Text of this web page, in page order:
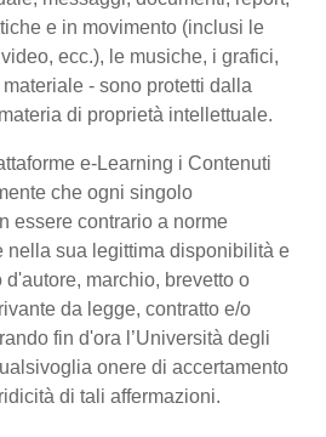
e in movimento (inclusi le
ecc.), le musiche, i grafici,
- sono protetti dalla
di proprietà intellettuale.
e-Learning i Contenuti
che ogni singolo
essere contrario a norme
nella sua legittima disponibilità e
marchio, brevetto o
da legge, contratto e/o
fin d'ora l’Università degli
onere di accertamento
di tali affermazioni.